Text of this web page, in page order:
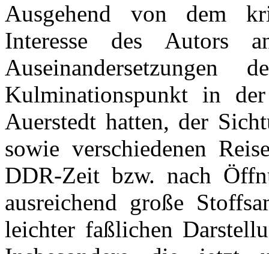
Ausgehend von dem
Interesse des Autors
Kulminationspunkt in
Auerstedt hatten, der
sowie verschiedenen
DDR-Zeit bzw. nach
ausreichend große
leichter faßlichen